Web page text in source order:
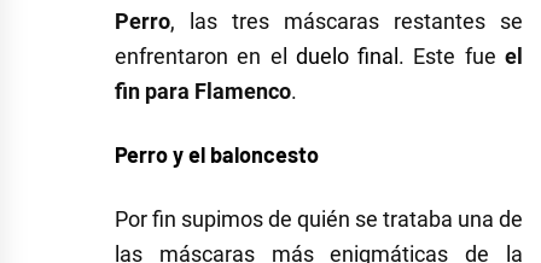
Perro, las tres máscaras restantes se
enfrentaron en el duelo final . Este fueel
fin para Flamenco.
Perro y el baloncesto
Por fin supimos de quién se trataba una de
las máscaras más enigmáticas de la